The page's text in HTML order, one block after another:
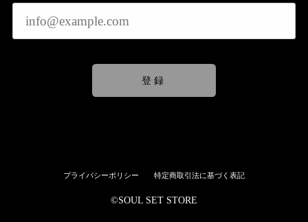
登録
プライバシーポリシー 特定商取引法に基づく表記
©︎SOUL SET STORE